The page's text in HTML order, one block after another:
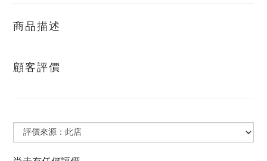
商品描述
顧客評價